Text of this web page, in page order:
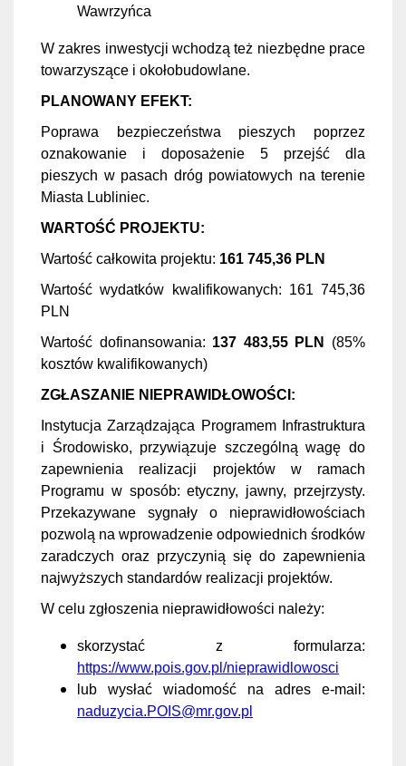
Wawrzyńca
W zakres inwestycji wchodzą też niezbędne prace
towarzyszące i okołobudowlane.
PLANOWANY EFEKT:
Poprawa bezpieczeństwa pieszych poprzez
oznakowanie i doposażenie 5 przejść dla
pieszych w pasach dróg powiatowych na terenie
Miasta Lubliniec.
WARTOŚĆ PROJEKTU:
Wartość całkowita projektu: 161 745,36 PLN
Wartość wydatków kwalifikowanych: 161 745,36
PLN
Wartość dofinansowania: 137 483,55 PLN
(85%
kosztów kwalifikowanych)
ZGŁASZANIE NIEPRAWIDŁOWOŚCI:
Instytucja Zarządzająca Programem Infrastruktura
i Środowisko, przywiązuje szczególną wagę do
zapewnienia realizacji projektów w ramach
Programu w sposób: etyczny, jawny, przejrzysty.
Przekazywane sygnały o nieprawidłowościach
pozwolą na wprowadzenie odpowiednich środków
zaradczych oraz przyczynią się do zapewnienia
najwyższych standardów realizacji projektów.
W celu zgłoszenia nieprawidłowości należy:
skorzystać z formularza:
https://www.pois.gov.pl/nieprawidlowosci
lub wysłać wiadomość na adres e-mail:
naduzycia.POIS@mr.gov.pl